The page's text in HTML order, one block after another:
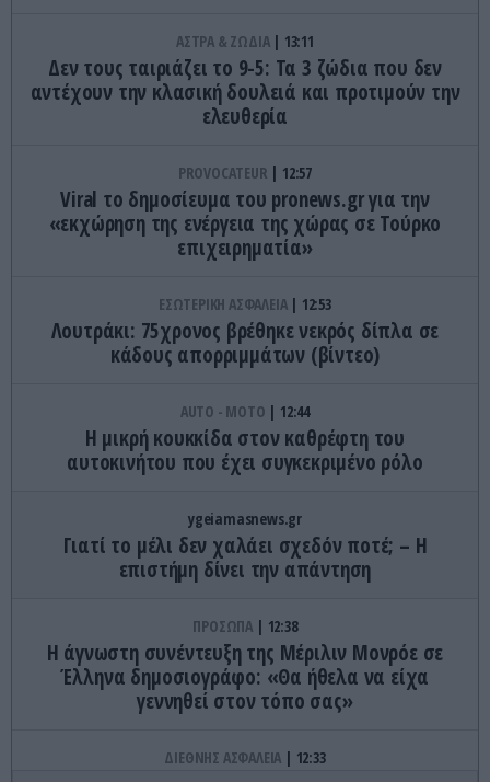
ΑΣΤΡΑ & ΖΩΔΙΑ 13:11
Δεν τους ταιριάζει το 9-5: Τα 3 ζώδια που δεν
αντέχουν την κλασική δουλειά και προτιμούν την
ελευθερία
PROVOCATEUR 12:57
Viral το δημοσίευμα του pronews.gr για την
«εκχώρηση της ενέργεια της χώρας σε Τούρκο
επιχειρηματία»
ΕΣΩΤΕΡΙΚΗ ΑΣΦΑΛΕΙΑ 12:53
Λουτράκι: 75χρονος βρέθηκε νεκρός δίπλα σε
κάδους απορριμμάτων (βίντεο)
AUTO - MOTO 12:44
Η μικρή κουκκίδα στον καθρέφτη του
αυτοκινήτου που έχει συγκεκριμένο ρόλο
ygeiamasnews.gr
Γιατί το μέλι δεν χαλάει σχεδόν ποτέ; – Η
επιστήμη δίνει την απάντηση
ΠΡΟΣΩΠΑ 12:38
Η άγνωστη συνέντευξη της Μέριλιν Μονρόε σε
Έλληνα δημοσιογράφο: «Θα ήθελα να είχα
γεννηθεί στον τόπο σας»
ΔΙΕΘΝΗΣ ΑΣΦΑΛΕΙΑ 12:33